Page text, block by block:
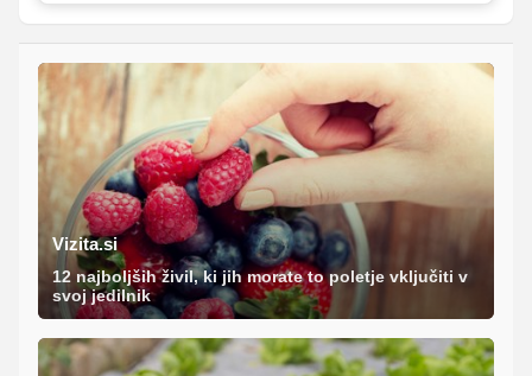
Vizita.si
12 najboljših živil, ki jih morate to poletje vključiti v
svoj jedilnik